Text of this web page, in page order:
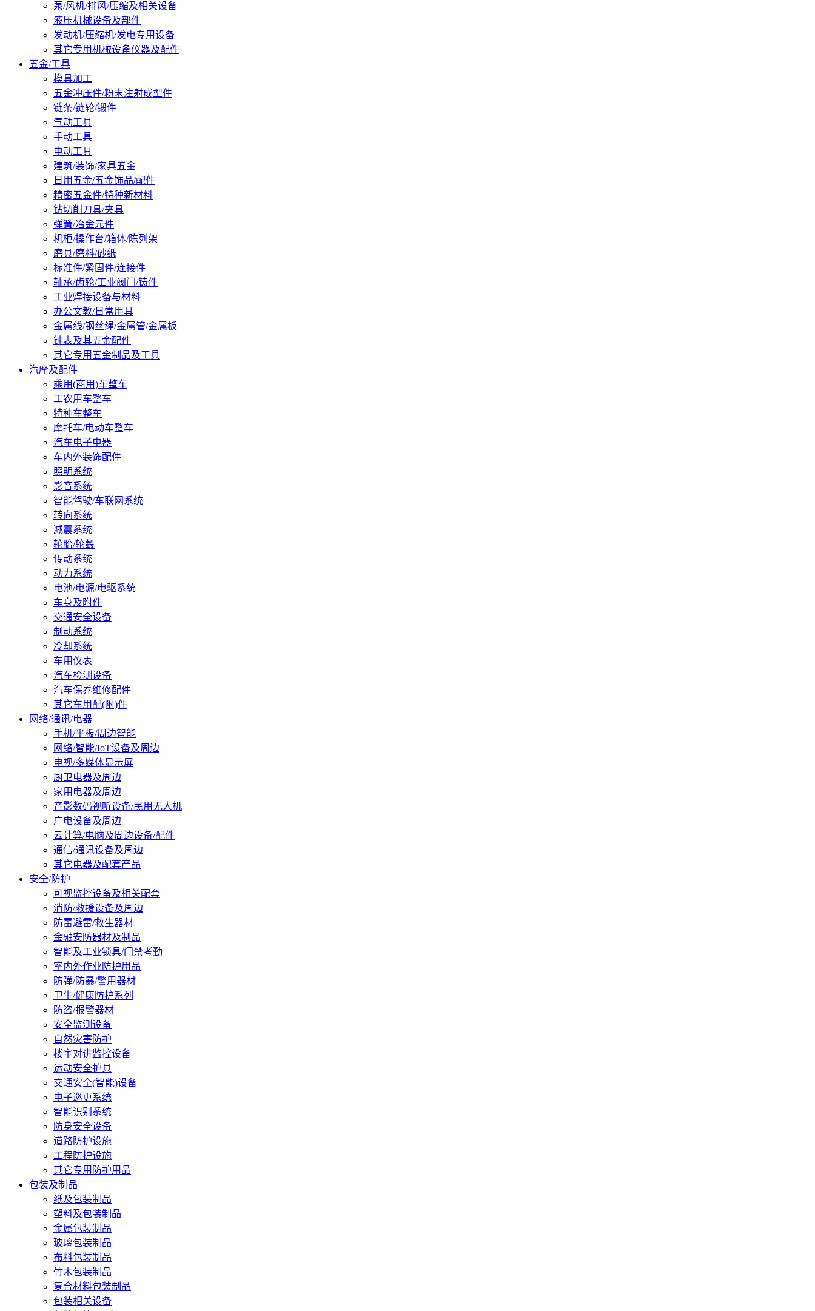
泵/风机/排风/压缩及相关设备
液压机械设备及部件
发动机/压缩机/发电专用设备
其它专用机械设备仪器及配件
五金/工具
模具加工
五金冲压件/粉末注射成型件
链条/链轮/锻件
气动工具
手动工具
电动工具
建筑/装饰/家具五金
日用五金/五金饰品/配件
精密五金件/特种新材料
钻切削刀具/夹具
弹簧/冶金元件
机柜/操作台/箱体/陈列架
磨具/磨料/砂纸
标准件/紧固件/连接件
轴承/齿轮/工业阀门/铸件
工业焊接设备与材料
办公文教/日常用具
金属线/钢丝绳/金属管/金属板
钟表及其五金配件
其它专用五金制品及工具
汽摩及配件
乘用(商用)车整车
工农用车整车
特种车整车
摩托车/电动车整车
汽车电子电器
车内外装饰配件
照明系统
影音系统
智能驾驶/车联网系统
转向系统
减震系统
轮胎/轮毂
传动系统
动力系统
电池/电源/电驱系统
车身及附件
交通安全设备
制动系统
冷却系统
车用仪表
汽车检测设备
汽车保养维修配件
其它车用配(附)件
网络/通讯/电器
手机/平板/周边智能
网络/智能/IoT设备及周边
电视/多媒体显示屏
厨卫电器及周边
家用电器及周边
音影数码视听设备/民用无人机
广电设备及周边
云计算/电脑及周边设备/配件
通信/通讯设备及周边
其它电器及配套产品
安全/防护
可视监控设备及相关配套
消防/救援设备及周边
防雷避雷/救生器材
金融安防器材及制品
智能及工业锁具/门禁考勤
室内外作业防护用品
防弹/防暴/警用器材
卫生/健康防护系列
防盗/报警器材
安全监测设备
自然灾害防护
楼宇对讲监控设备
运动安全护具
交通安全(智能)设备
电子巡更系统
智能识别系统
防身安全设备
道路防护设施
工程防护设施
其它专用防护用品
包装及制品
纸及包装制品
塑料及包装制品
金属包装制品
玻璃包装制品
布料包装制品
竹木包装制品
复合材料包装制品
包装相关设备